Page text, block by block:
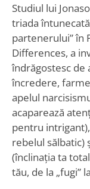
Studiul lui
triada
partenerului” în
Differences, a
îndrăgostesc
încredere,
apelul
acaparează
pentru
rebelul sălbatic)
(înclinația ta
tău, de la „fugi”